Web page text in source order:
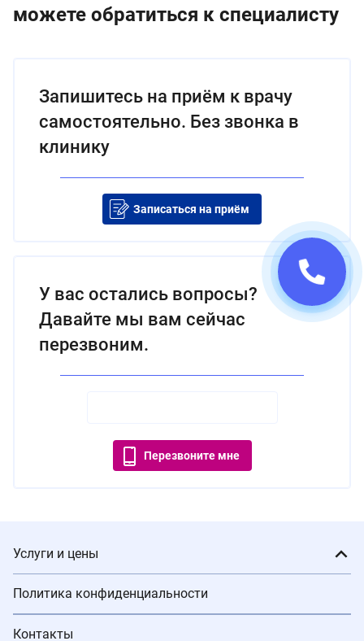
можете обратиться к специалисту
Запишитесь на приём к врачу
самостоятельно. Без звонка в
клинику
Записаться на приём
У вас остались вопросы?
Давайте мы вам сейчас
перезвоним.
Перезвоните мне
Услуги и цены
Политика конфиденциальности
Контакты